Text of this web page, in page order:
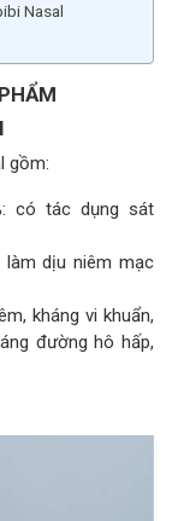
Nasal
gồm:
có tác dụng sát
làm dịu niêm mạc
kháng vi khuẩn,
đường hô hấp,